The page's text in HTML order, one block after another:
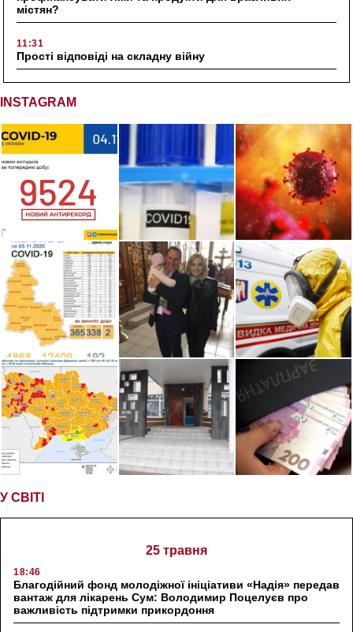
містян?
11:31
Прості відповіді на складну війну
INSTAGRAM
У СВІТІ
25 травня
18:46
Благодійний фонд молодіжної ініціативи «Надія» передав
вантаж для лікарень Сум: Володимир Поцелуєв про
важливість підтримки прикордоння